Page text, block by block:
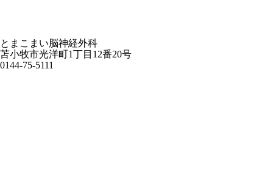
とまこまい脳神経外科
苫小牧市光洋町1丁目12番20号
0144-75-5111